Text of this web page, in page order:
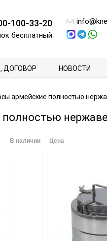
100-33-20
бесплатный
ДОГОВОР НОВОСТИ
армейские полностью
В наличии Цена